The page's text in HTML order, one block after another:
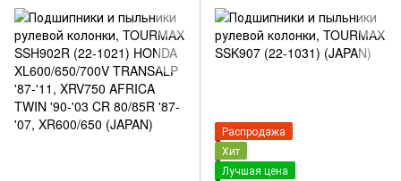
Распродажа
Хит
Лучшая цена